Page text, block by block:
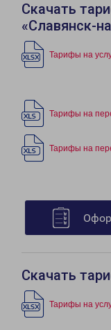
Скачать
«Славянск-
Тарифы на
Тарифы на
Тарифы на
Скачать
Тарифы на